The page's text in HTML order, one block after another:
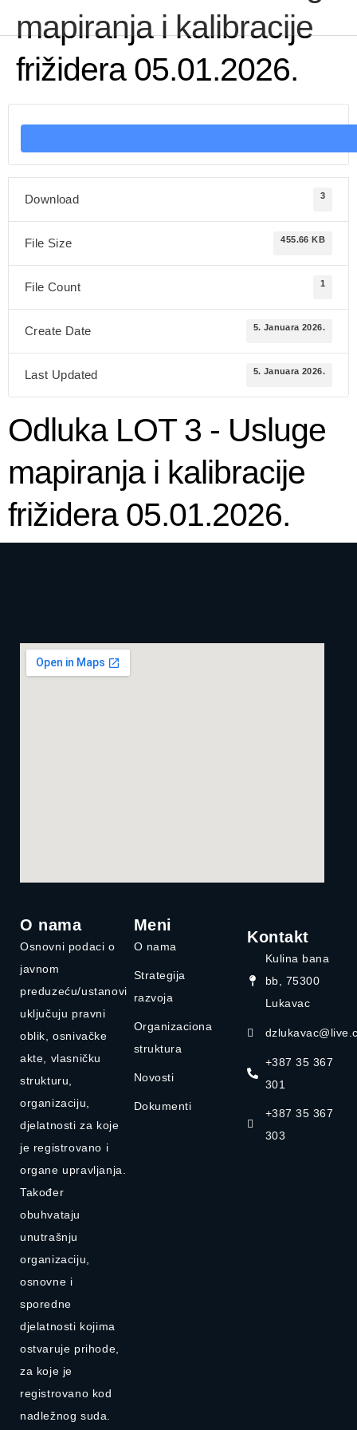
mapiranja i kalibracije
frižidera 05.01.2026.
Download 3
File Size 455.66 KB
File Count 1
Create Date 5. Januara 2026.
Last Updated 5. Januara 2026.
Odluka LOT 3 - Usluge
mapiranja i kalibracije
frižidera 05.01.2026.
O nama
Osnovni podaci o
javnom
preduzeću/ustanovi
uključuju pravni
oblik, osnivačke
akte, vlasničku
strukturu,
organizaciju,
djelatnosti za koje
je registrovano i
organe upravljanja.
Također
obuhvataju
unutrašnju
organizaciju,
osnovne i
sporedne
djelatnosti kojima
ostvaruje prihode,
za koje je
registrovano kod
nadležnog suda.
Meni
O nama
Strategija
razvoja
Organizaciona
struktura
Novosti
Dokumenti
Kontakt
Kulina bana
bb, 75300
Lukavac
+387 35 367
301
+387 35 367
303